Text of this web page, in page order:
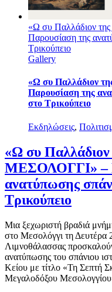
«Ω συ Παλλάδιον
Παρουσίαση της
Τρικούπειο
Gallery
«Ω συ Παλλάδιον
Παρουσίαση της
στο Τρικούπειο
Εκδηλώσεις,
«Ω συ
ΜΕΣΟΛΟΓΓΙ» –
ανατύπωσης
Τρικούπειο
Μια ξεχωριστή βραδιά
στο Μεσολόγγι τη Δευτέρα
Λιμνοθάλασσας
ανατύπωσης του σπάνιου
Κείου με τίτλο «Τη Σεπτή
Μεγαλοδόξου